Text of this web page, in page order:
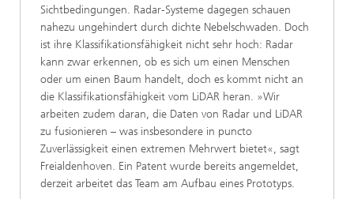
Sichtbedingungen. Radar-Systeme dagegen schauen
nahezu ungehindert durch dichte Nebelschwaden. Doch
ist ihre Klassifikationsfähigkeit nicht sehr hoch: Radar
kann zwar erkennen, ob es sich um einen Menschen
oder um einen Baum handelt, doch es kommt nicht an
die Klassifikationsfähigkeit vom LiDAR heran. »Wir
arbeiten zudem daran, die Daten von Radar und LiDAR
zu fusionieren – was insbesondere in puncto
Zuverlässigkeit einen extremen Mehrwert bietet«, sagt
Freialdenhoven. Ein Patent wurde bereits angemeldet,
derzeit arbeitet das Team am Aufbau eines Prototyps.